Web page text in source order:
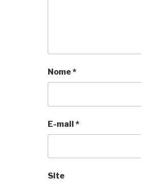
Nome*
E-mail *
Site